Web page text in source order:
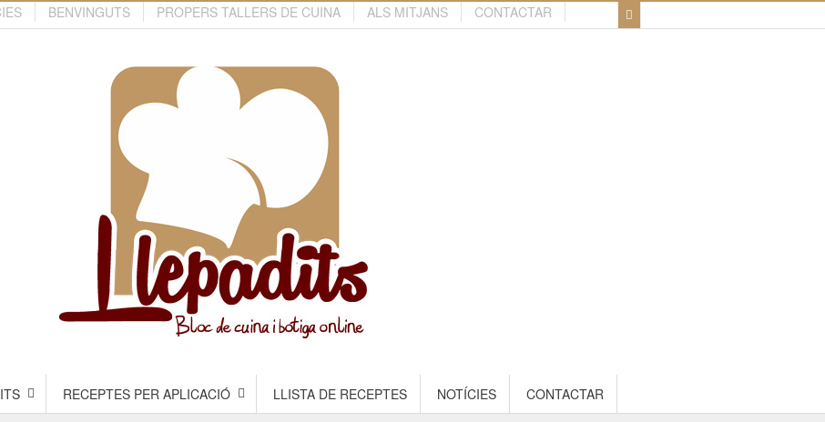
BENVINGUTS PROPERS TALLERS DE CUINA ALS MITJANS CONTACTAR
RECEPTES PER APLICACIÓ LLISTA DE RECEPTES NOTÍCIES CONTACTAR